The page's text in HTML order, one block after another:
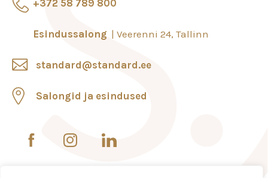
+372 58 789 800
Esindussalong Veerenni 24, Tallinn
standard@standard.ee
Salongid ja esindused